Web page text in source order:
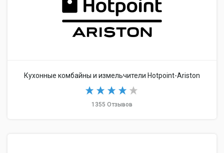
Кухонные комбайны и измельчители Hotpoint-Ariston
1355 Отзывов